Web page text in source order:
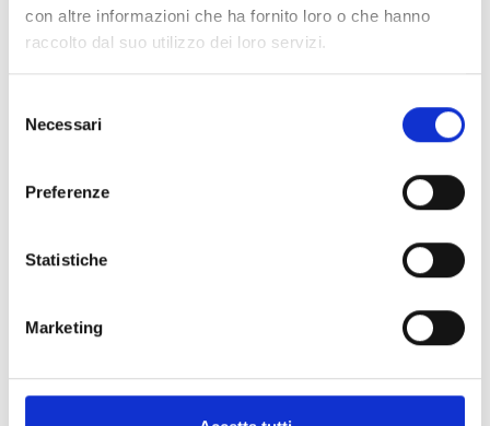
con altre informazioni che ha fornito loro o che hanno
raccolto dal suo utilizzo dei loro servizi.
delNecessari
Preferenze
Statistiche
Marketing
nella scelta della location adatta. Il Donatello
Coworking Milano è la location ideale per eventi,
fotografia. Questi possono essere un’occasione